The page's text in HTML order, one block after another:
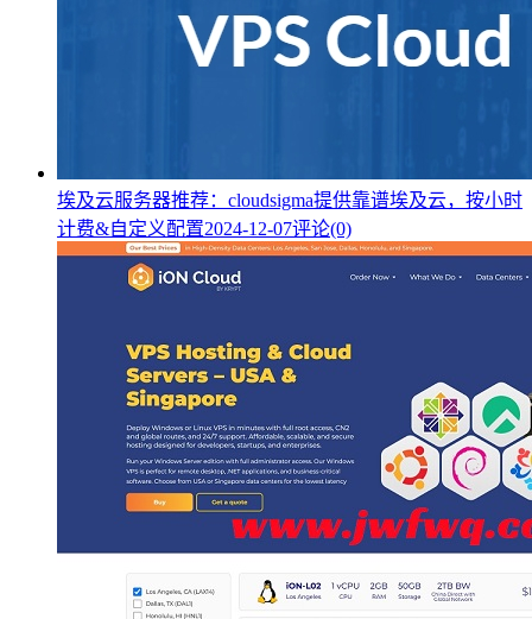
埃及云服务器推荐：cloudsigma提供靠谱埃及云，按小时
计费&自定义配置2024-12-07评论(0)